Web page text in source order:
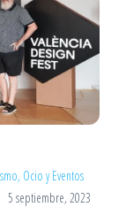
Ocio y Eventos
5 septiembre, 2023